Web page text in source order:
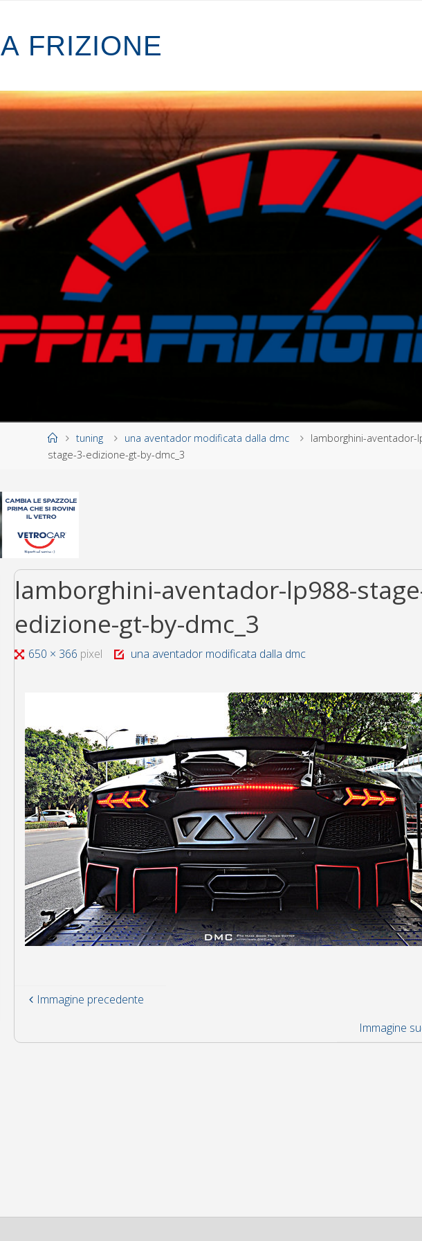
A FRIZIONE
Hometuning una aventador modificata dalla dmc
lamborghini-aventador-
stage-3-edizione-gt-by-dmc_3
lamborghini-aventador-lp988-
edizione-gt-by-dmc_3
Tutta650 × 366 pixel una aventador modificata dalla dmc
Immagine precedente
Immagine